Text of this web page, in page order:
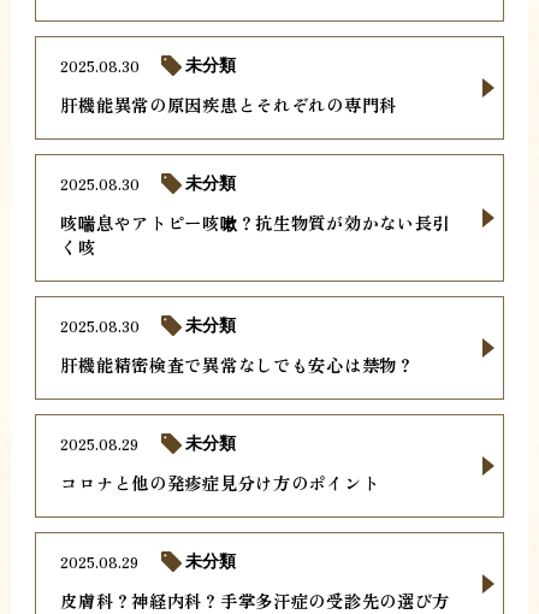
肝機能異常の原因疾患とそれぞれの専門科
2025.08.30 未分類
咳喘息やアトピー咳嗽？抗生物質が効かない長引
く咳
2025.08.30 未分類
肝機能精密検査で異常なしでも安心は禁物？
2025.08.30 未分類
コロナと他の発疹症見分け方のポイント
2025.08.29 未分類
皮膚科？神経内科？手掌多汗症の受診先の選び方
2025.08.29 未分類